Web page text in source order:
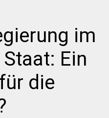
im
Ein
die